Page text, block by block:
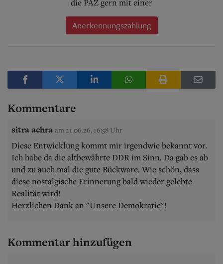
die PAZ gern mit einer
Anerkennungszahlung
Kommentare
sitra achra am 21.06.26, 16:58 Uhr
Diese Entwicklung kommt mir irgendwie bekannt vor.
Ich habe da die altbewährte DDR im Sinn. Da gab es ab
und zu auch mal die gute Bückware. Wie schön, dass
diese nostalgische Erinnerung bald wieder gelebte
Realität wird!
Herzlichen Dank an "Unsere Demokratie"!
Kommentar hinzufügen